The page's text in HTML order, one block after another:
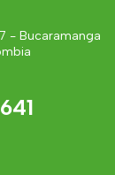
- Bucaramanga